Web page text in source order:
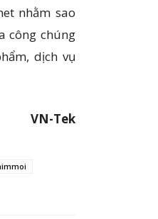
nhằm sao
công chúng
dịch vụ
VN-Tek